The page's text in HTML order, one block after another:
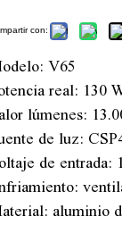
con:
V65
real: 130
lúmenes:
de luz:
de entrada:
aluminio